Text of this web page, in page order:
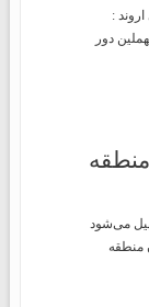
:
دور
می‌شود
منطقه